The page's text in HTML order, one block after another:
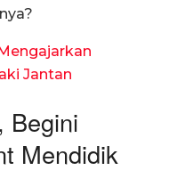
Jantan
Begini
Mendidik